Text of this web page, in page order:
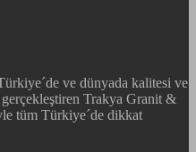
ve dünyada kalitesi ve
Trakya Granit &
tüm Türkiye´de dikkat